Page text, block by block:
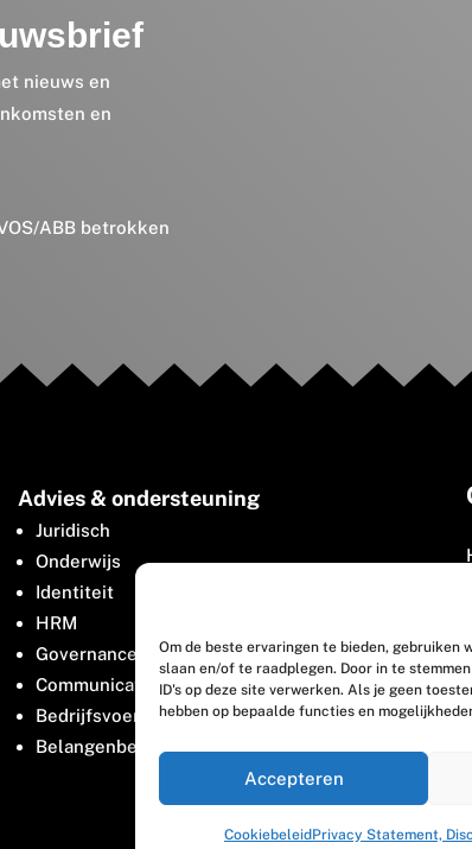
Om de beste ervaringen te bieden,
slaan en/of te raadplegen. Door in te
ID's op deze site verwerken. Als je geen
hebben op bepaalde functies en
Accepteren
CookiebeleidPrivacy Statement,
nieuws en
en
ABB betrokken
Advies & ondersteuning
Juridisch
Onderwijs
Identiteit
HRM
Governance
Communicatie
Bedrijfsvoering
Belangenbehartiging